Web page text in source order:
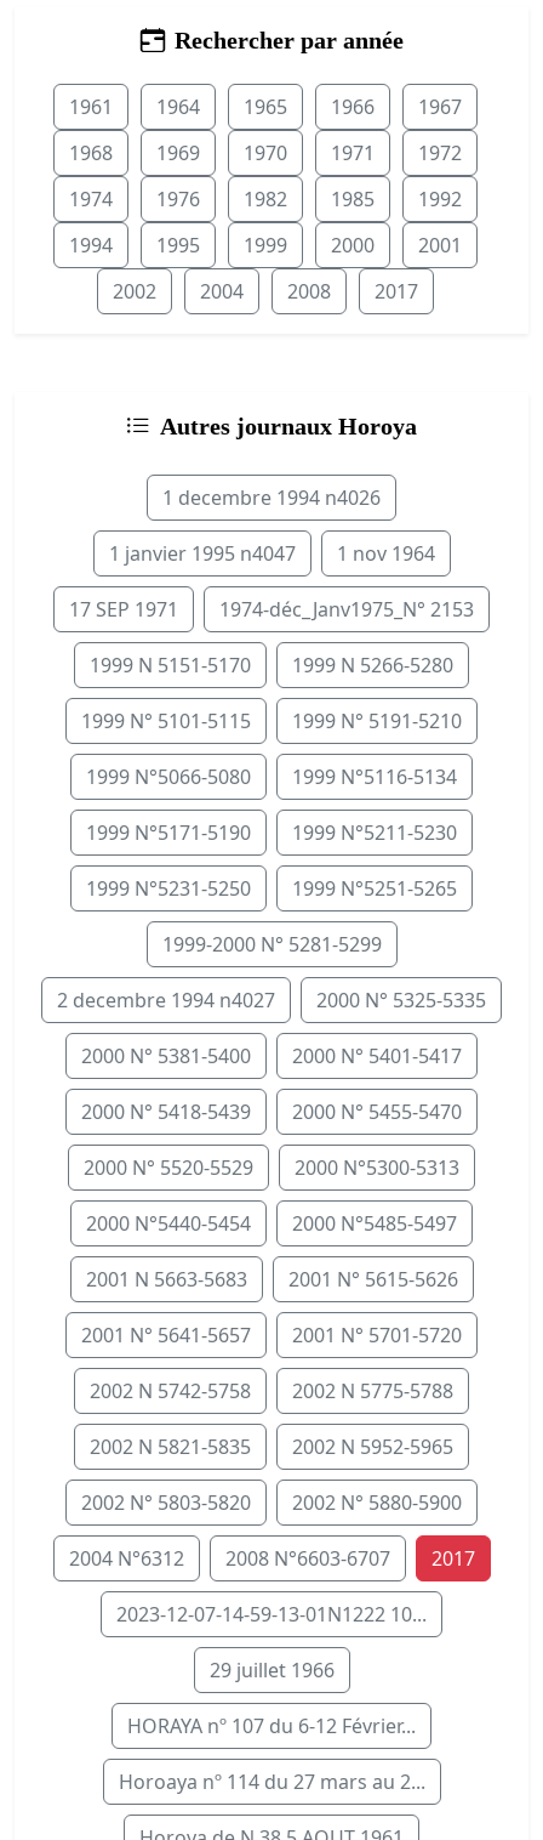
Rechercher par année
1961 1964 1965 1966
1967
1968
1969 1970 1971
1972
1974
1976 1982 1985
1992
1994
1995 1999 2000
2001
2002
2004 2008 2017
Autres journaux Horoya
1 decembre 1994 n4026
1 janvier 1995 n4047 1 nov 1964
17 SEP 1971 1974-déc_Janv1975_N° 2153
1999 N 5151-5170 1999 N 5266-5280
1999 N° 5101-5115 1999 N° 5191-5210
1999 N°5066-5080 1999 N°5116-5134
1999 N°5171-5190 1999 N°5211-5230
1999 N°5231-5250 1999 N°5251-5265
1999-2000 N° 5281-5299
2 decembre 1994 n4027 2000 N° 5325-5335
2000 N° 5381-5400 2000 N° 5401-5417
2000 N° 5418-5439 2000 N° 5455-5470
2000 N° 5520-5529 2000 N°5300-5313
2000 N°5440-5454 2000 N°5485-5497
2001 N 5663-5683 2001 N° 5615-5626
2001 N° 5641-5657 2001 N° 5701-5720
2002 N 5742-5758 2002 N 5775-5788
2002 N 5821-5835 2002 N 5952-5965
2002 N° 5803-5820 2002 N° 5880-5900
2004 N°6312 2008 N°6603-6707 2017
2023-12-07-14-59-13-01N1222 10...
29 juillet 1966
HORAYA nº 107 du 6-12 Février...
Horoaya nº 114 du 27 mars au 2...